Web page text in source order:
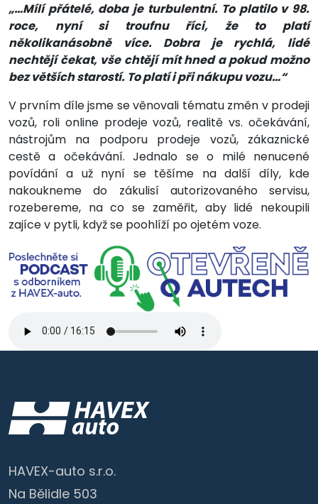
„…Mílí přátelé, doba je turbulentní. To platilo v 98.
roce, nyní si troufnu říci, že to platí
několikanásobně více. Dobra je rychlá, lidé
nechtějí čekat, vše chtějí mít hned a pokud možno
bez větších starostí. To platí i při nákupu vozu…“
V prvním díle jsme se věnovali tématu změn v prodeji
vozů, roli online prodeje vozů, realitě vs. očekávání,
nástrojům na podporu prodeje vozů, zákaznické
cestě a očekávání. Jednalo se o milé nenucené
povídání a už nyní se těšíme na další díly, kde
nakoukneme do zákulisí autorizovaného servisu,
rozebereme, na co se zaměřit, aby lidé nekoupili
zajíce v pytli, když se poohlíží po ojetém voze.
HAVEX-auto s.r.o.
Na Bělidle 503